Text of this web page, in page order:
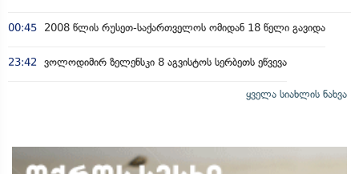
00:45 2008 წლის რუსეთ-საქართველოს ომიდან 18 წელი გავიდა
23:42 ვოლოდიმირ ზელენსკი 8 აგვისტოს სერბეთს ეწვევა
ყველა სიახლის ნახვა